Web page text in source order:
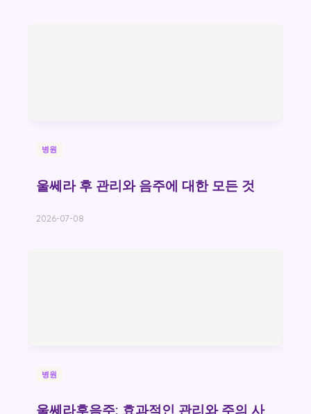
병원
울쎄라 후 관리와 음주에 대한 모든 것
2026-07-08
병원
울쎄라후음주: 효과적인 관리와 주의 사